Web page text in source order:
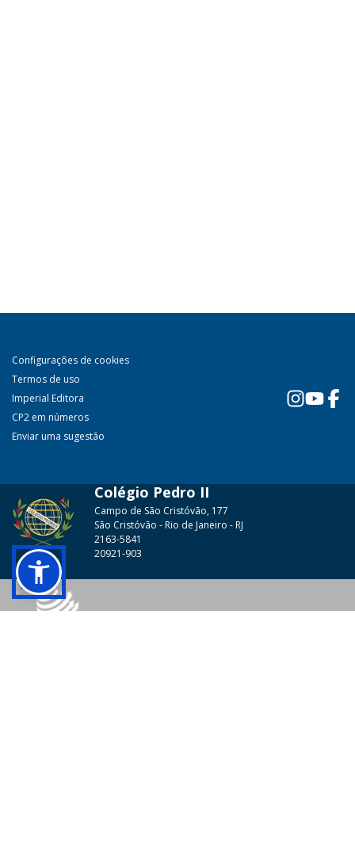
Configurações de cookies
Termos de uso
Imperial Editora
CP2 em números
Enviar uma sugestão
Colégio Pedro II
Campo de São Cristóvão, 177
São Cristóvão - Rio de Janeiro - RJ
2163-5841
20921-903